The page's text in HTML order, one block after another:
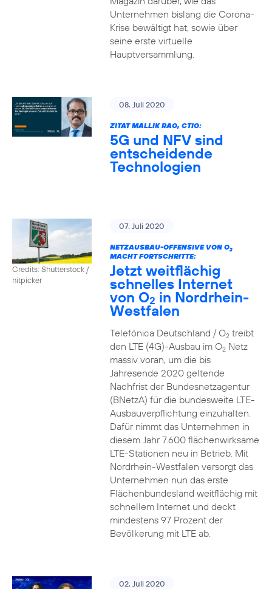
Unternehmen bislang die Corona-
Krise bewältigt hat, sowie über
seine erste virtuelle
Hauptversammlung.
08. Juli 2020
ZITAT MALLIK RAO, CTIO:
5G und NFV sind
entscheidende
Technologien
Credits: Shutterstock /
nitpicker
07. Juli 2020
NETZAUSBAU-OFFENSIVE VON O2
MACHT FORTSCHRITTE:
Jetzt weitflächig
schnelles Internet
von O2 in Nordrhein-
Westfalen
Telefónica Deutschland / O2treibt
den LTE (4G)-Ausbau im O2Netz
massiv voran, um die bis
Jahresende 2020 geltende
Nachfrist der Bundesnetzagentur
(BNetzA) für die bundesweite LTE-
Ausbauverpflichtung einzuhalten.
Dafür nimmt das Unternehmen in
diesem Jahr 7.600 flächenwirksame
LTE-Stationen neu in Betrieb. Mit
Nordrhein-Westfalen versorgt das
Unternehmen nun das erste
Flächenbundesland weitflächig mit
schnellem Internet und deckt
mindestens 97 Prozent der
Bevölkerung mit LTE ab.
02. Juli 2020